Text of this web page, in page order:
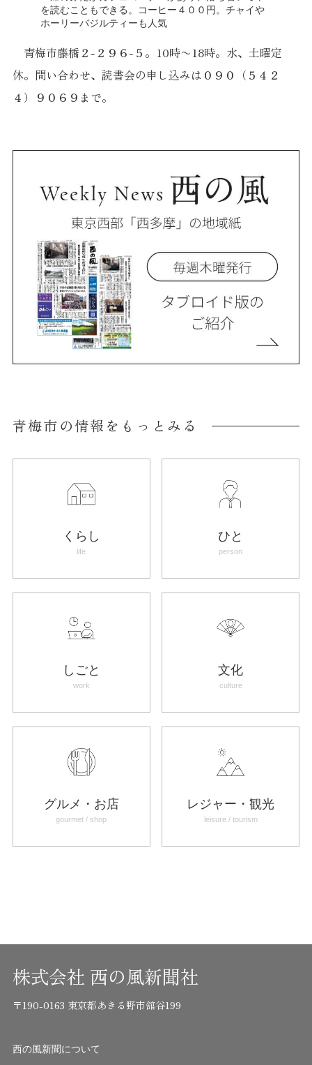
を読むこともできる。コーヒー４００円。チャイや
ホーリーバジルティーも人気
青梅市藤橋２-２９６-５。10時〜18時。水、土曜定
休。問い合わせ、読書会の申し込みは０９０（５４２
４）９０６９まで。
青梅市の情報をもっとみる
くらし
life
ひと
person
しごと
work
文化
culture
グルメ・お店
gourmet / shop
レジャー・観光
leisure / tourism
株式会社 西の風新聞社
〒190-0163 東京都あきる野市舘谷199
西の風新聞について